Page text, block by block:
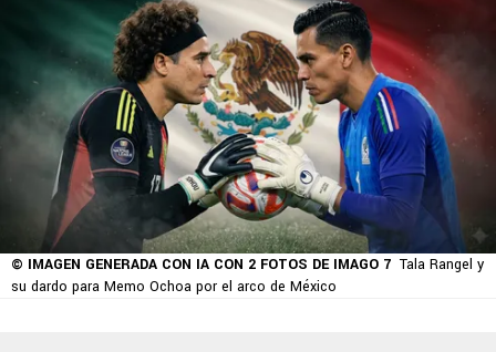
© IMAGEN GENERADA CON IA CON 2 FOTOS DE IMAGO 7 Tala Rangel y
su dardo para Memo Ochoa por el arco de México